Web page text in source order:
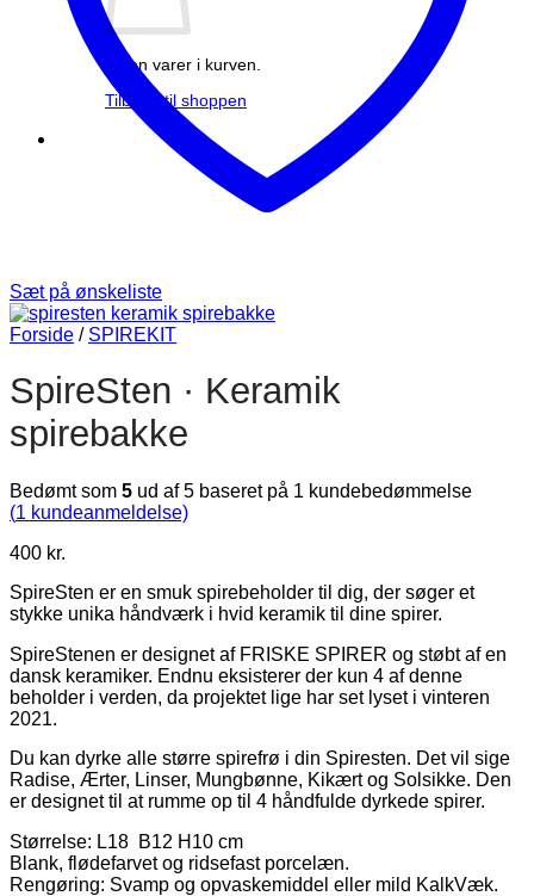
Ingen varer i kurven.
Tilbage til shoppen
Sæt på ønskeliste
Forside / SPIREKIT
SpireSten · Keramik
spirebakke
Bedømt som 5 ud af 5 baseret på 1 kundebedømmelse
(1 kundeanmeldelse)
400 kr.
SpireSten er en smuk spirebeholder til dig, der søger et
stykke unika håndværk i hvid keramik til dine spirer.
SpireStenen er designet af FRISKE SPIRER og støbt af en
dansk keramiker. Endnu eksisterer der kun 4 af denne
beholder i verden, da projektet lige har set lyset i vinteren
2021.
Du kan dyrke alle større spirefrø i din Spiresten. Det vil sige
Radise, Ærter, Linser, Mungbønne, Kikært og Solsikke. Den
er designet til at rumme op til 4 håndfulde dyrkede spirer.
Størrelse: L18 B12 H10 cm
Blank, flødefarvet og ridsefast porcelæn.
Rengøring: Svamp og opvaskemiddel eller mild KalkVæk.